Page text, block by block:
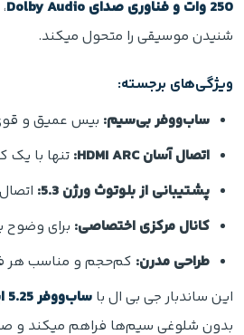
250 وات و فناوری صدای Dolby Audio
شنیدن موسیقی را متحول میکند.
ویژگی‌های برجسته:
ساب‌ووفر بی‌سیم: بیس عمیق و
اتصال آسان HDMI ARC:
تنها با یک
پشتیبانی از بلوتوث ورژن 5.3:
کانال مرکزی اختصاصی: برای وضوح
طراحی مدرن: کم‌حجم و مناسب هر
این ساندبار جی بی ال با ساب‌ووفر 5.25 اینچی بی سیم
بدون شلوغی سیم‌ها فراهم میکند و